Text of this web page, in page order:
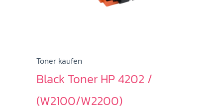
werden
Toner kaufen
Black Toner HP 4202 /
(W2100/W2200)